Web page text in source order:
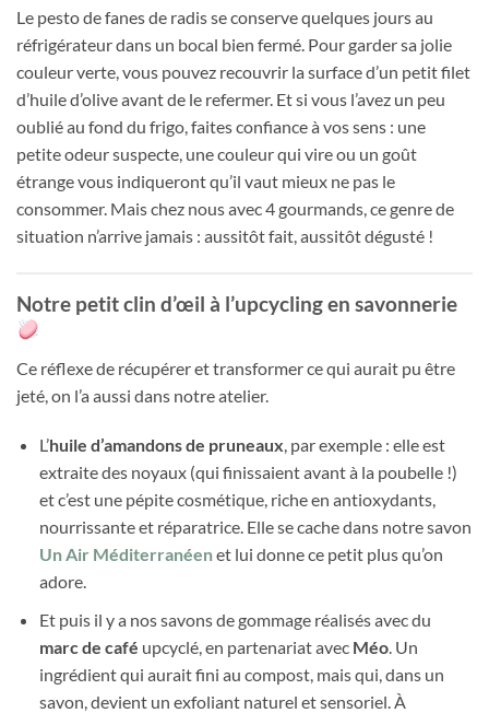
Le pesto de fanes de radis se conserve quelques jours au
réfrigérateur dans un bocal bien fermé. Pour garder sa jolie
couleur verte, vous pouvez recouvrir la surface d’un petit filet
d’huile d’olive avant de le refermer. Et si vous l’avez un peu
oublié au fond du frigo, faites confiance à vos sens : une
petite odeur suspecte, une couleur qui vire ou un goût
étrange vous indiqueront qu’il vaut mieux ne pas le
consommer. Mais chez nous avec 4 gourmands, ce genre de
situation n’arrive jamais : aussitôt fait, aussitôt dégusté !
Notre petit clin d’œil à l’upcycling en savonnerie
Ce réflexe de récupérer et transformer ce qui aurait pu être
jeté, on l’a aussi dans notre atelier.
L’huile d’amandons de pruneaux, par exemple : elle est
extraite des noyaux (qui finissaient avant à la poubelle !)
et c’est une pépite cosmétique, riche en antioxydants,
nourrissante et réparatrice. Elle se cache dans notre savon
Un Air Méditerranéenet lui donne ce petit plus qu’on
adore.
Et puis il y a nos savons de gommage réalisés avec du
marc de café upcyclé, en partenariat avec Méo. Un
ingrédient qui aurait fini au compost, mais qui, dans un
savon, devient un exfoliant naturel et sensoriel. À